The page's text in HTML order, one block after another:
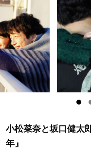
小松菜奈と坂口健太
年』